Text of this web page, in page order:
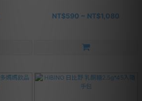
NT$590 ~ NT$1,080